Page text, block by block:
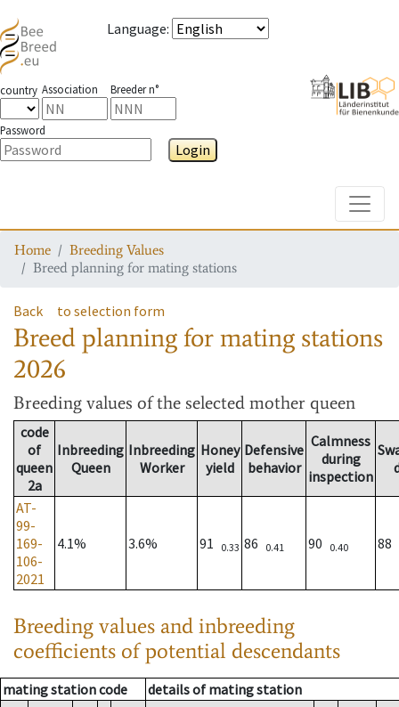
Language:
country Association Breeder n°
Password
Login
Home
Breeding Values
Breed planning for mating stations
Back to selection form
Breed planning for mating stations
2026
Breeding values of the selected mother queen
code
of
queen
2a
Inbreeding
Queen
Inbreeding
Worker
Honey
yield
Defensive
behavior
Calmness
during
inspection
AT-
99-
169-
106-
2021
4.1% 3.6% 91 0.33 86 0.41 90 0.40 88
Breeding values and inbreeding
coefficients of potential descendants
mating station code details of mating station